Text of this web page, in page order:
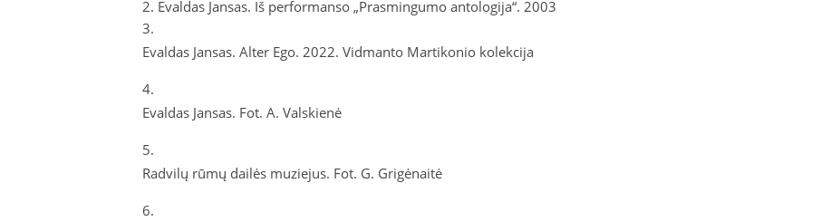
Evaldas Jansas. Iš performanso „Prasmingumo antologija“. 2003
Evaldas Jansas. Alter Ego. 2022. Vidmanto Martikonio kolekcija
Evaldas Jansas. Fot. A. Valskienė
Radvilų rūmų dailės muziejus. Fot. G. Grigėnaitė